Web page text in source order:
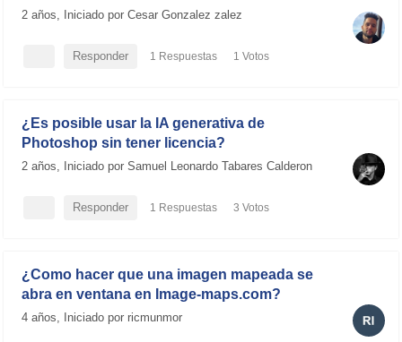
2 años, Iniciado por Cesar Gonzalez zalez
Responder 1 Respuestas 1 Votos
¿Es posible usar la IA generativa de
Photoshop sin tener licencia?
2 años, Iniciado por Samuel Leonardo Tabares Calderon
Responder 1 Respuestas 3 Votos
¿Como hacer que una imagen mapeada se
abra en ventana en Image-maps.com?
4 años, Iniciado por ricmunmor